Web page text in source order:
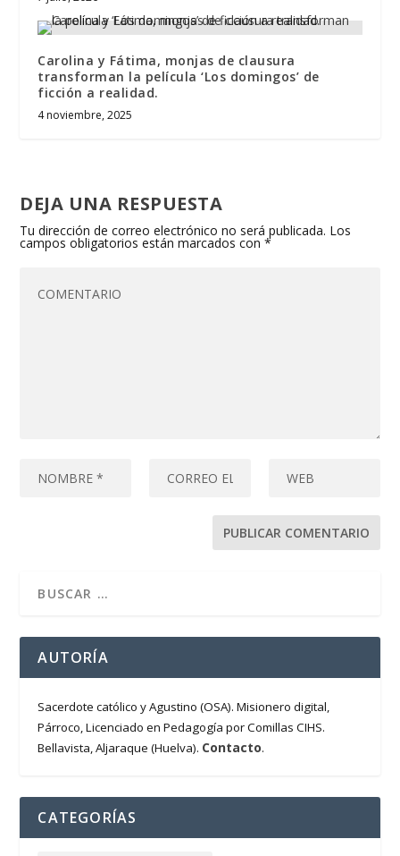
Carolina y Fátima, monjas de clausura
transforman la película ‘Los domingos’ de
ficción a realidad.
4 noviembre, 2025
DEJA UNA RESPUESTA
Tu dirección de correo electrónico no será publicada. Los
campos obligatorios están marcados con*
AUTORÍA
Sacerdote católico y Agustino (OSA). Misionero digital,
Párroco, Licenciado en Pedagogía por Comillas CIHS.
Bellavista, Aljaraque (Huelva). Contacto.
CATEGORÍAS